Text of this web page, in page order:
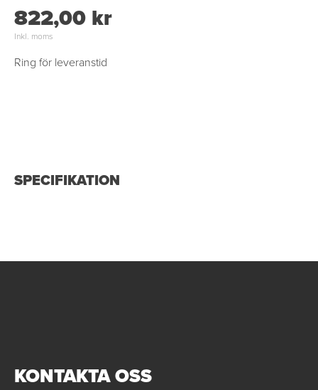
822,00 kr
Inkl. moms
Ring för leveranstid
SPECIFIKATION
KONTAKTA OSS